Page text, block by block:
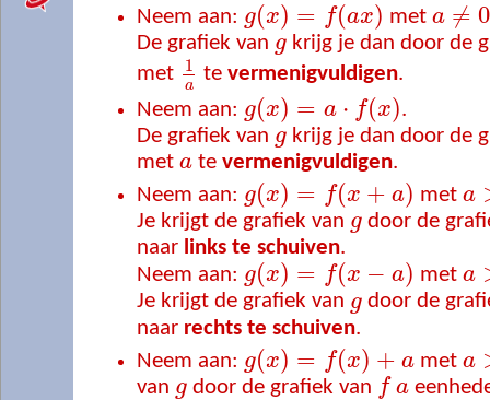
Neem aan: g(x) = f(ax) met a ≠ 0
De grafiek van g krijg je dan door de
met
1
a tevermenigvuldigen.
Neem aan: g(x) = a ⋅ f(x).
De grafiek van g krijg je dan door de
met a te vermenigvuldigen.
Neem aan: g(x) = f(x + a) met a
Je krijgt de grafiek van g door de
naar links te schuiven.
Neem aan: g(x) = f(x − a) met a
Je krijgt de grafiek van g door de
naar rechts te schuiven.
Neem aan: g(x) = f(x) + amet a
van g door de grafiek van f a